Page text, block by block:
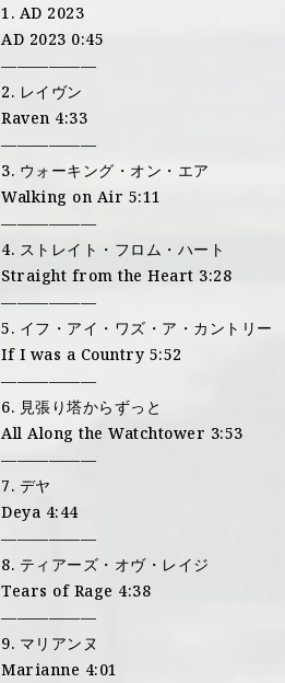
1. AD 2023
AD 2023 0:45
——————
2. レイヴン
Raven 4:33
——————
3. ウォーキング・オン・エア
Walking on Air 5:11
——————
4. ストレイト・フロム・ハート
Straight from the Heart 3:28
——————
5. イフ・アイ・ワズ・ア・カントリー
If I was a Country 5:52
——————
6. 見張り塔からずっと
All Along the Watchtower 3:53
——————
7. デヤ
Deya 4:44
——————
8. ティアーズ・オヴ・レイジ
Tears of Rage 4:38
——————
9. マリアンヌ
Marianne 4:01